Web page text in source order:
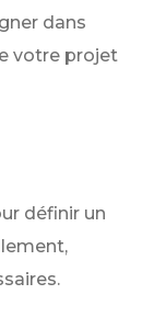
dans
votre projet
définir un